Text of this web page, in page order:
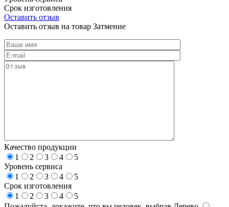
Срок изготовления
Оставить отзыв
Оставить отзыв на товар Затмение
Качество продукции
1
2 3 4
5
Уровень сервиса
1
2 3 4
5
Срок изготовления
1
2 3 4
5